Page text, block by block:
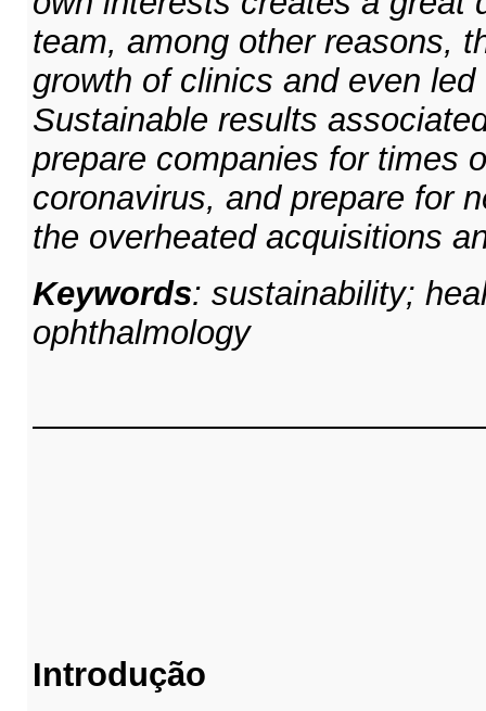
team, among other reasons,
growth of clinics and even
Sustainable results
prepare companies for times
coronavirus, and prepare for
the overheated acquisitions
Keywords: sustainability;
ophthalmology
Introdução